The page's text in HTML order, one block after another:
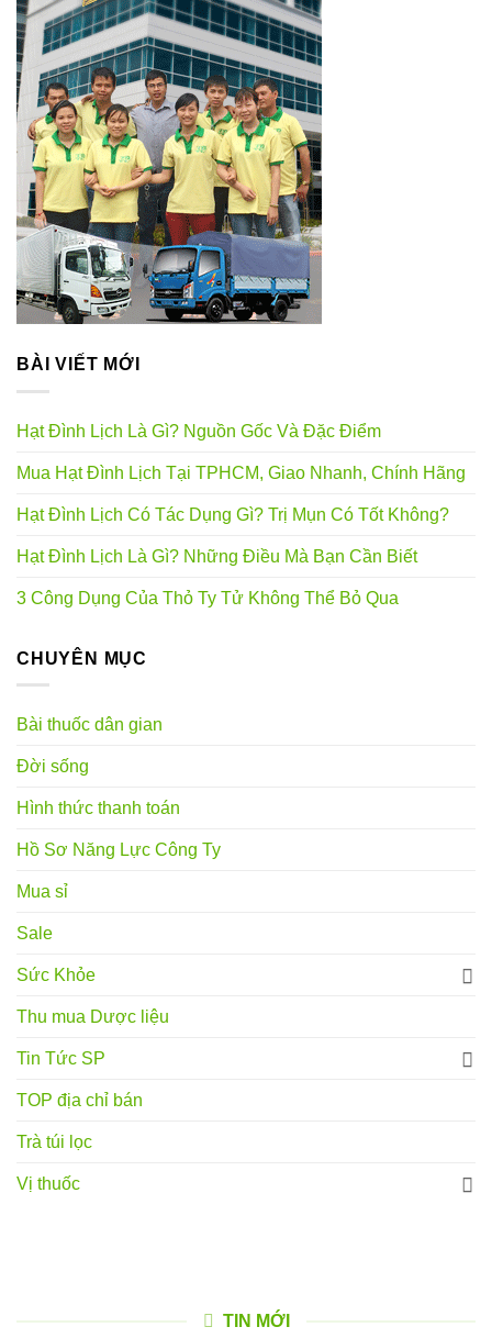
BÀI VIẾT MỚI
Hạt Đình Lịch Là Gì? Nguồn Gốc Và Đặc Điểm
Mua Hạt Đình Lịch Tại TPHCM, Giao Nhanh, Chính Hãng
Hạt Đình Lịch Có Tác Dụng Gì? Trị Mụn Có Tốt Không?
Hạt Đình Lịch Là Gì? Những Điều Mà Bạn Cần Biết
3 Công Dụng Của Thỏ Ty Tử Không Thể Bỏ Qua
CHUYÊN MỤC
Bài thuốc dân gian
Đời sống
Hình thức thanh toán
Hồ Sơ Năng Lực Công Ty
Mua sỉ
Sale
Sức Khỏe
Thu mua Dược liệu
Tin Tức SP
TOP địa chỉ bán
Trà túi lọc
Vị thuốc
TIN MỚI